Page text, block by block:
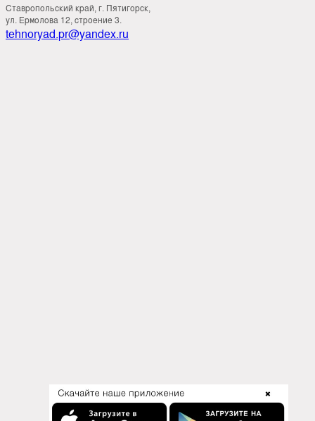
Ставропольский край, г. Пятигорск,
ул. Ермолова 12, строение 3.
tehnoryad.pr@yandex.ru